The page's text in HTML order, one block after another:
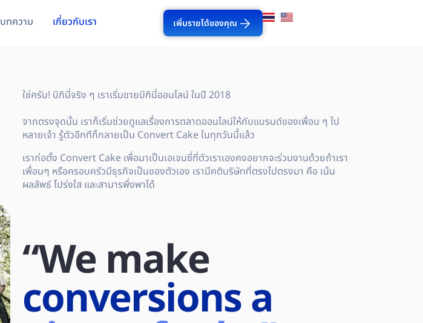
บทความ เกี่ยวกับเรา เพิ่มรายได้ของคุณ
ใช่ครับ! บิกินี่จริง ๆ เราเริ่มขายบิกินี่ออนไลน์ ในปี 2018
จากตรงจุดนั้น เราก็เริ่มช่วยดูแลเรื่องการตลาดออนไลน์ให้กับแบรนด์ของเพื่อน ๆ ไป
หลายเจ้า รู้ตัวอีกทีก็กลายเป็น Convert Cake ในทุกวันนี้แล้ว
เราก่อตั้ง Convert Cake เพื่อมาเป็นเอเจนซี่ที่ตัวเราเองคงอยากจะร่วมงานด้วยถ้าเรา
เพื่อนๆ หรือครอบครัวมีธุรกิจเป็นของตัวเอง เรามีคติบริษัทที่ตรงไปตรงมา คือ เน้น
ผลลัพธ์ โปร่งใส และสามารพึ่งพาได้
“We make
conversions a